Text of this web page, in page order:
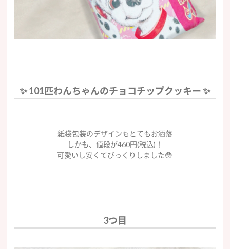
✨ 101匹わんちゃんのチョコチップクッキー ✨
紙袋包装のデザインもとてもお洒落
しかも、値段が460円(税込)！
可愛いし安くてびっくりしました😳
3つ目